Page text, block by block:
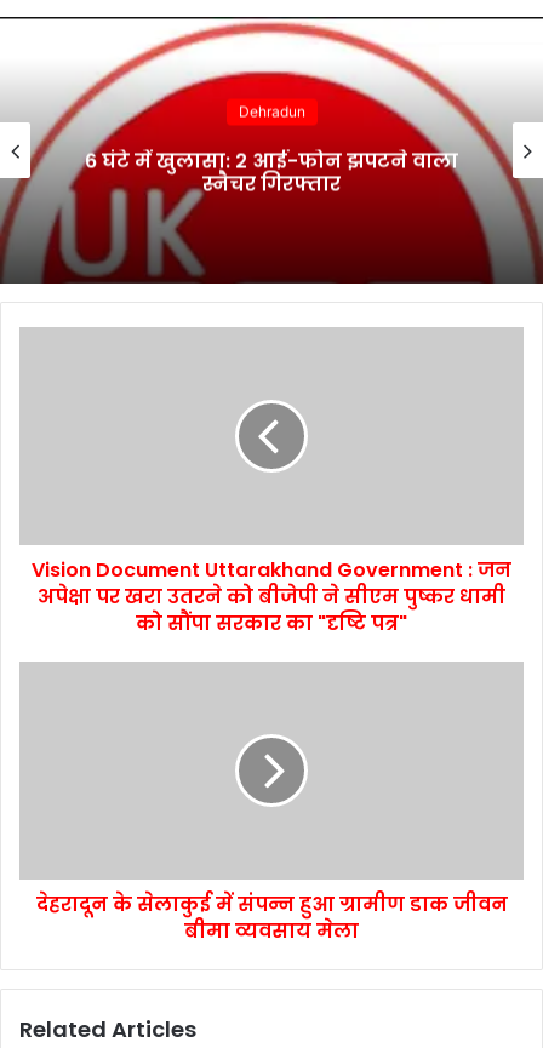
Dehradun
6 घंटे में खुलासा: 2 आई-फोन झपटने वाला
स्नैचर गिरफ्तार
Vision Document Uttarakhand Government : जन
अपेक्षा पर खरा उतरने को बीजेपी ने सीएम पुष्कर धामी
को सौंपा सरकार का "दृष्टि पत्र"
देहरादून के सेलाकुई में संपन्न हुआ ग्रामीण डाक जीवन
बीमा व्यवसाय मेला
Related Articles